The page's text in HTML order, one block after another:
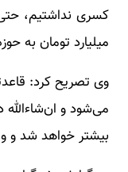
میلیارد تومان به
وی تصریح کرد:
می‌شود و
بیشتر خواهد شد و